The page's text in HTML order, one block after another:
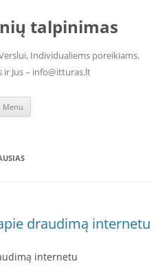
talpinimas
Individualiems poreikiams.
ir Jus – info@itturas.lt
Menu
draudimą internetu
internetu